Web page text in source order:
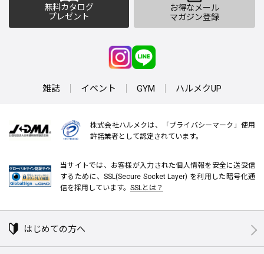
無料カタログ
プレゼント
お得なメール
マガジン登録
雑誌 イベント GYM ハルメクUP
株式会社ハルメクは、「プライバシーマーク」使用
許諾業者として認定されています。
当サイトでは、お客様が入力された個人情報を安全に送受信
するために、SSL(Secure Socket Layer) を利用した暗号化通
信を採用しています。 SSLとは？
はじめての方へ